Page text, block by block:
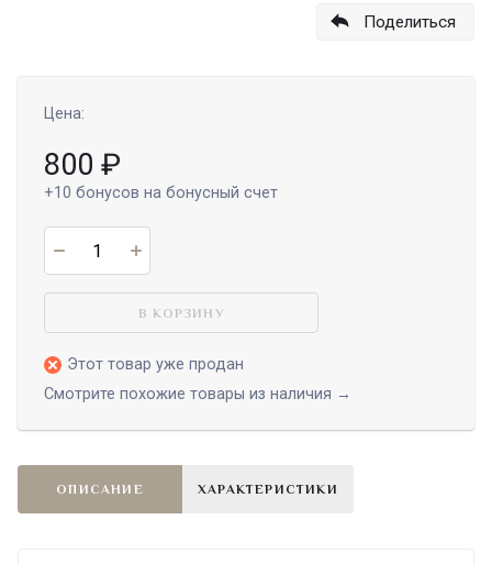
Поделиться
Цена:
800 ₽
+10 бонусов на бонусный счет
В КОРЗИНУ
Этот товар уже продан
Смотрите похожие товары из наличия →
ОПИСАНИЕ ХАРАКТЕРИСТИКИ